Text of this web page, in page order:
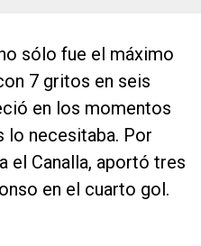
sólo fue el máximo
7 gritos en seis
en los momentos
lo necesitaba. Por
el Canalla, aportó tres
en el cuarto gol.